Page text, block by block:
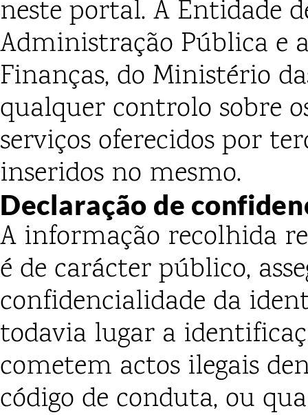
neste portal. A Entidade
Administração Pública e
Finanças, do Ministério
qualquer controlo sobre
serviços oferecidos por
inseridos no mesmo.
Declaração de
A informação recolhida
é de carácter público,
confidencialidade da
todavia lugar a
cometem actos ilegais
código de conduta, ou